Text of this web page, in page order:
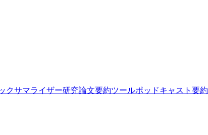
クサマライザー研究論文要約ツールポッドキャスト要約